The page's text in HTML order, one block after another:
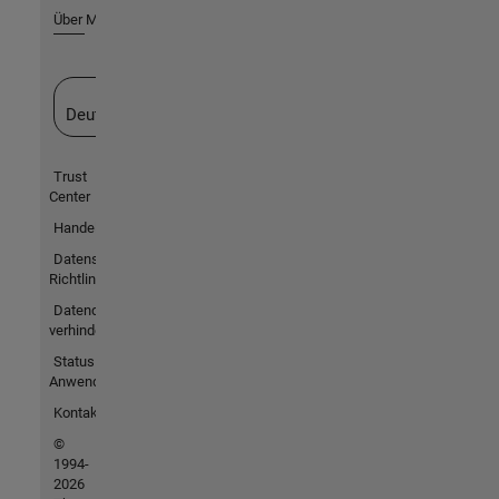
Über MathWorks
Deutschland
Trust
Center
Handelsmarken
Datenschutz-
Richtlinien
Datendiebstahl
verhindern
Status von
Anwendungen
Kontakt
©
1994-
2026